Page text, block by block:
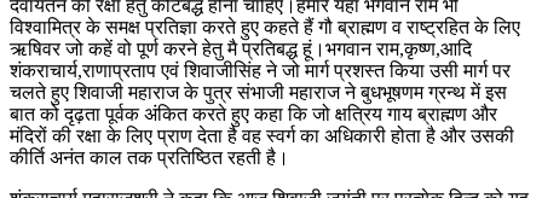
देवायतन की रक्षा हेतु कटिबद्ध होना चाहिए।हमारे यहां भगवान राम भी
विश्वामित्र के समक्ष प्रतिज्ञा करते हुए कहते हैं गौ ब्राह्मण व राष्ट्रहित के लिए
ऋषिवर जो कहें वो पूर्ण करने हेतु मै प्रतिबद्ध हूं।भगवान राम,कृष्ण,आदि
शंकराचार्य,राणाप्रताप एवं शिवाजीसिंह ने जो मार्ग प्रशस्त किया उसी मार्ग पर
चलते हुए शिवाजी महाराज के पुत्र संभाजी महाराज ने बुधभूषणम ग्रन्थ में इस
बात को दृढ़ता पूर्वक अंकित करते हुए कहा कि जो क्षत्रिय गाय ब्राह्मण और
मंदिरों की रक्षा के लिए प्राण देता है वह स्वर्ग का अधिकारी होता है और उसकी
कीर्ति अनंत काल तक प्रतिष्ठित रहती है।